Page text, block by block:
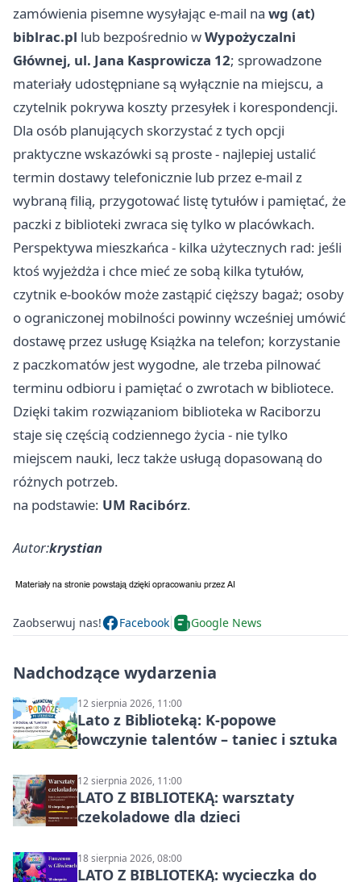
zamówienia pisemne wysyłając e-mail na wg (at)
biblrac.pl lub bezpośrednio wWypożyczalni
Głównej, ul. Jana Kasprowicza 12; sprowadzone
materiały udostępniane są wyłącznie na miejscu, a
czytelnik pokrywa koszty przesyłek i korespondencji.
Dla osób planujących skorzystać z tych opcji
praktyczne wskazówki są proste - najlepiej ustalić
termin dostawy telefonicznie lub przez e-mail z
wybraną filią, przygotować listę tytułów i pamiętać, że
paczki z biblioteki zwraca się tylko w placówkach.
Perspektywa mieszkańca - kilka użytecznych rad: jeśli
ktoś wyjeżdża i chce mieć ze sobą kilka tytułów,
czytnik e-booków może zastąpić cięższy bagaż; osoby
o ograniczonej mobilności powinny wcześniej umówić
dostawę przez usługę Książka na telefon; korzystanie
z paczkomatów jest wygodne, ale trzeba pilnować
terminu odbioru i pamiętać o zwrotach w bibliotece.
Dzięki takim rozwiązaniom biblioteka w Raciborzu
staje się częścią codziennego życia - nie tylko
miejscem nauki, lecz także usługą dopasowaną do
różnych potrzeb.
na podstawie: UM Racibórz.
Autor:krystian
Zaobserwuj nas! Facebook Google News
Nadchodzące wydarzenia
12 sierpnia 2026, 11:00
Lato z Biblioteką: K-popowe
łowczynie talentów – taniec i sztuka
12 sierpnia 2026, 11:00
LATO Z BIBLIOTEKĄ: warsztaty
czekoladowe dla dzieci
18 sierpnia 2026, 08:00
LATO Z BIBLIOTEKĄ: wycieczka do